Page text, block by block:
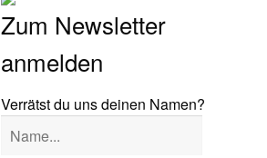
Zum Newsletter
anmelden
Verrätst du uns deinen Namen?